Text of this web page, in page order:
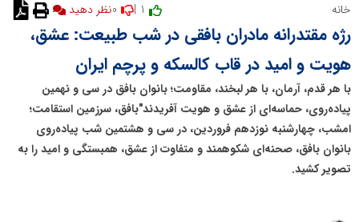
خانه نظر دهید
رژه مقتدرانه مادران بافقی در شب طبیعت: عشق،
هویت و امید در قاب کالسکه و پرچم ایران
با هر قدم، آرمان، با هر لبخند، مقاومت؛ بانوان بافق در سی و نهمین
پیاده‌روی، حماسه‌ای از عشق و هویت آفریدند"بافق، سرزمین استقامت؛
امشب، چهارشنبه نوزدهم فروردین، در سی و هشتمین شب پیاده‌روی
بانوان بافق، صحنه‌ای شکوهمند و متفاوت از عشق، همبستگی و امید را به
تصویر کشید.